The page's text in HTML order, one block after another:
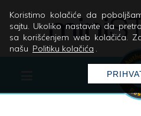
Koristimo kolačiće da
sajtu. Ukoliko nastavite da
sa korišćenjem web kolačića.
našu Politiku kolačića .